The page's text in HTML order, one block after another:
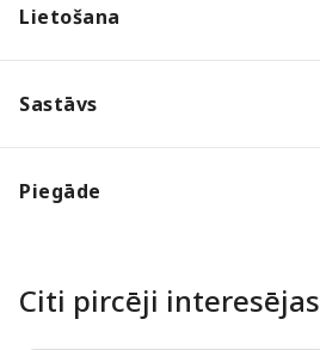
Lietošana
Sastāvs
Piegāde
Citi pircēji interesējas